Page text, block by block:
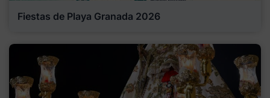
Fiestas de Playa Granada 2026